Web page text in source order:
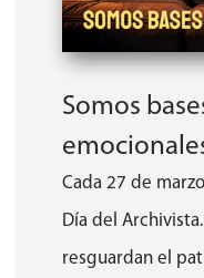
Somos
Cada 27 de
Día del
resguardan el